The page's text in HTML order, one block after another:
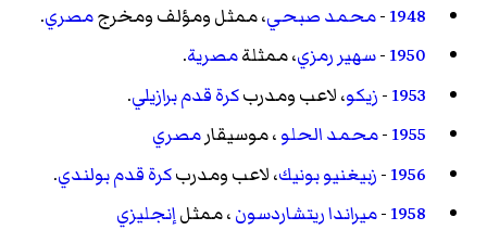
1948
-محمد صبحي، ممثل ومؤلف ومخرجمصري.
1950
-سهير رمزي، ممثلةمصرية.
1953
-زيكو، لاعب ومدربكرة قدمبرازيلي.
1955
-محمد الحلو، موسيقارمصري
1956
-زبيغنيو بونيك، لاعب ومدربكرة قدمبولندي.
1958
-ميراندا ريتشاردسون، ممثلإنجليزي